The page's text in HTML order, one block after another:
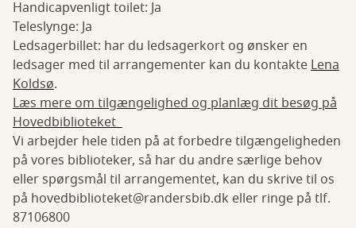
Handicapvenligt toilet: Ja
Teleslynge: Ja
Ledsagerbillet: har du ledsagerkort og ønsker en
ledsager med til arrangementer kan du kontakteLena
Koldsø.
Læs mere om tilgængelighed og planlæg dit besøg på
Hovedbiblioteket
Vi arbejder hele tiden på at forbedre tilgængeligheden
på vores biblioteker, så har du andre særlige behov
eller spørgsmål til arrangementet, kan du skrive til os
på hovedbiblioteket@randersbib.dk eller ringe på tlf.
87106800